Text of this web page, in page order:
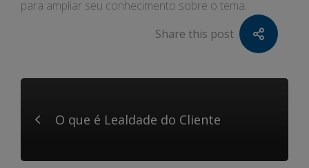
para ampliar seu conhecimento sobre o tema.
Share this post
O que é Lealdade do Cliente